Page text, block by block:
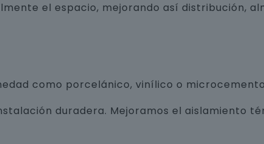
el espacio, mejorando así distribución,
como porcelánico, vinílico o
duradera. Mejoramos el aislamiento